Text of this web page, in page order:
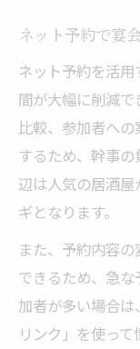
ネット予約で宴
ネット予約を活
間が大幅に削減
比較、参加者へ
するため、幹事
辺は人気の居酒
ギとなります。
また、予約内容
できるため、急
加者が多い場合
リンク」を使っ